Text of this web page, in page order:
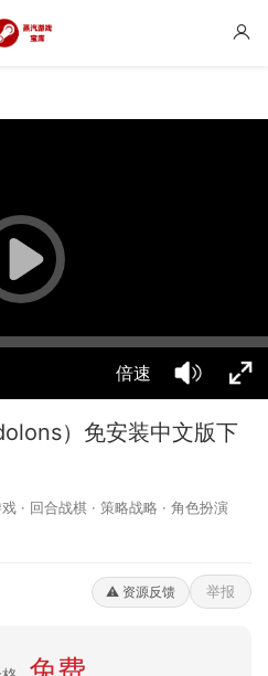
倍速
）免安装中文版下
戏 · 回合战棋 · 策略战略 · 角色扮演
⚠️ 资源反馈 举报